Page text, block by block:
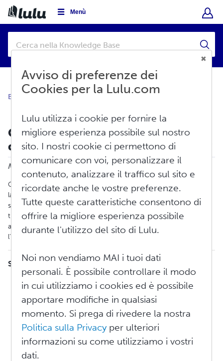
Menù
Base di conoscenza
Come impostare un prezzo al
dettaglio per il mio libro stampato?
Modificato il: Ven, Mar 6, 2026 alle 1:04 PM
Gli autori impostano il prezzo del proprio libro cartaceo durante
la procedura di creazione. Il prezzo minimo per un libro
stampato è pari ai costi di produzione. Se desideri distribuire il
tuo libro tramite siti di vendita al dettaglio online, è prevista
anche una commissione di distribuzione. Aggiungi quindi
l'importo del guadagno che desideri ottenere da ogni acquisto.
SOMMARIO
Libri idonei alla distribuzione al dettaglio
Calcolatori
Sconti quantità
Prezzi al dettaglio: guida introduttiva
Determinare il prezzo di un prodotto
Esempio di prezzo all'ingrosso e al dettaglio
Prezzo all'ingrosso
Avviso di preferenze dei
Cookies per la Lulu.com
Lulu utilizza i cookie per fornire la
migliore esperienza possibile sul nostro
sito. I nostri cookie ci permettono di
comunicare con voi, personalizzare il
contenuto, analizzare il traffico sul sito e
ricordate anche le vostre preferenze.
Tutte queste caratteristiche consentono di
offrire la migliore esperienza possibile
durante l'utilizzo del sito di Lulu.
Noi non vendiamo MAI i tuoi dati
personali. È possibile controllare il modo
in cui utilizziamo i cookies ed è possibile
apportare modifiche in qualsiasi
momento. Si prega di rivedere la nostra
Politica sulla Privacy per ulteriori
informazioni su come utilizziamo i vostri
dati.